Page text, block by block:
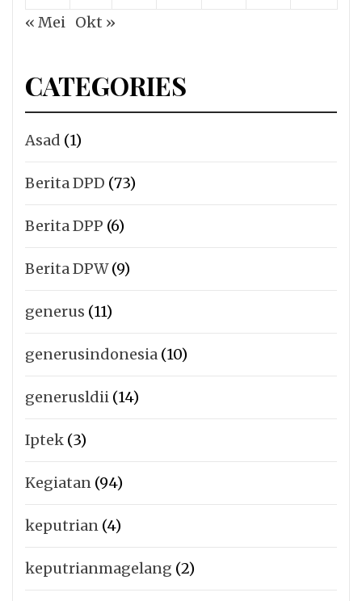
« Mei Okt »
CATEGORIES
Asad (1)
Berita DPD (73)
Berita DPP (6)
Berita DPW(9)
generus (11)
generusindonesia (10)
generusldii (14)
Iptek (3)
Kegiatan (94)
keputrian (4)
keputrianmagelang (2)